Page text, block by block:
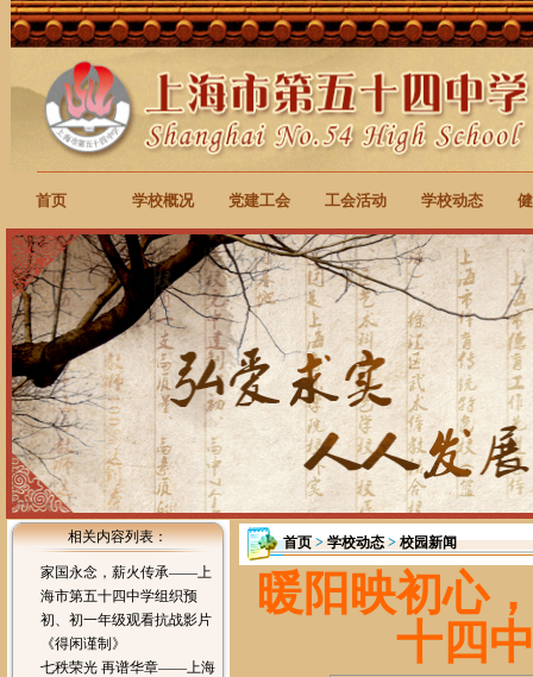
首页 学校概况 党建工会 工会活动 学校动态
相关内容列表：
家国永念，薪火传承——上
海市第五十四中学组织预
初、初一年级观看抗战影片
《得闲谨制》
七秩荣光 再谱华章——上海
首页>学校动态>校园新闻
暖阳映初心
十四